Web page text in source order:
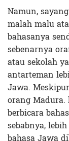
Namun,
malah malu
bahasanya
sebenarnya
atau sekolah
antarteman
Jawa.
orang
berbicara
sebabnya,
bahasa Jawa